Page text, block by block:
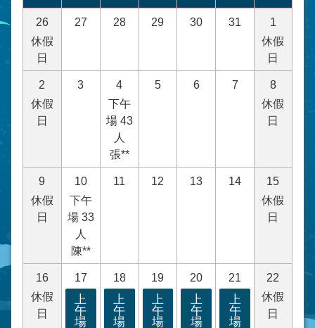
26
休假
日
27 28 29 30 31
1
休假
日
2
休假
日
3
4
下午
場 43
人
張**
5 6 7
8
休假
日
9
休假
日
10
下午
場 33
人
陳**
11 12 13 14
15
休假
日
16
休假
日
17
上
午
場
18
上
午
場
19
上
午
場
20
上
午
場
21
上
午
場
22
休假
日